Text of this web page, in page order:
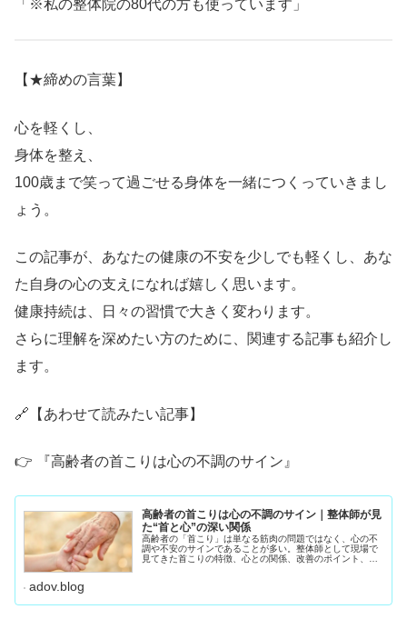
「※私の整体院の80代の方も使っています」
【★締めの言葉】
心を軽くし、
身体を整え、
100歳まで笑って過ごせる身体を一緒につくっていきまし
ょう。
この記事が、あなたの健康の不安を少しでも軽くし、あな
た自身の心の支えになれば嬉しく思います。
健康持続は、日々の習慣で大きく変わります。
さらに理解を深めたい方のために、関連する記事も紹介し
ます。
🔗【あわせて読みたい記事】
👉 『高齢者の首こりは心の不調のサイン』
高齢者の首こりは心の不調のサイン｜整体師が見
た“首と心”の深い関係
高齢者の「首こり」は単なる筋肉の問題ではなく、心の不
調や不安のサインであることが多い。整体師として現場で
見てきた首こりの特徴、心との関係、改善のポイント、
adov.blog